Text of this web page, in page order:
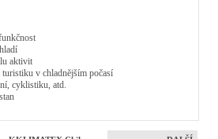
aktivit
v chladnějším počasí
cyklistiku, atd.